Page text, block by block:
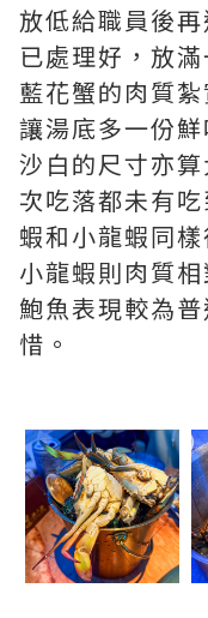
放低給職員後
已處理好，放
藍花蟹的肉質
讓湯底多一份鮮
沙白的尺寸亦
次吃落都未有吃
蝦和小龍蝦同
小龍蝦則肉質相
鮑魚表現較為
惜。